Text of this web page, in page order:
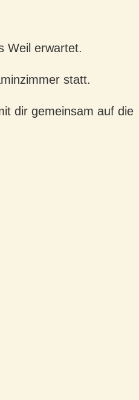
Weil erwartet.
statt.
dir gemeinsam auf die